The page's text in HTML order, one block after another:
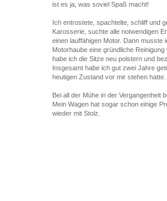
ist es ja, was soviel Spaß macht!
Ich entrostete, spachtelte, schliff und
Karosserie, suchte alle notwendigen
einen lauffähigen Motor. Dann musste
Motorhaube eine gründliche
habe ich die Sitze neu polstern und
Insgesamt habe ich gut zwei Jahre
heutigen Zustand vor mir stehen hatte.
Bei all der Mühe in der Vergangenheit
Mein Wagen hat sogar schon einige
wieder mit Stolz.